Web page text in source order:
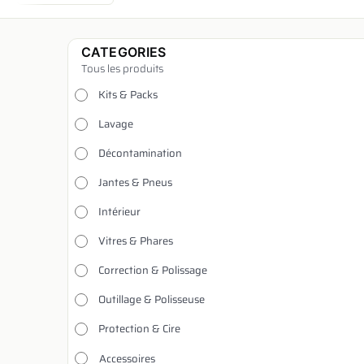
CATEGORIES
Tous les produits
Kits & Packs
Lavage
Décontamination
Jantes & Pneus
Intérieur
Vitres & Phares
Correction & Polissage
Outillage & Polisseuse
Protection & Cire
Accessoires